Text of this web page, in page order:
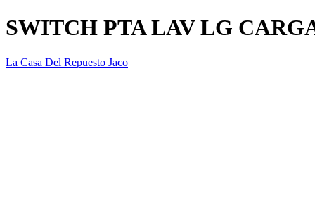
SWITCH PTA LAV LG
La Casa Del Repuesto Jaco